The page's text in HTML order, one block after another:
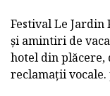
Festival Le
și amintiri de
hotel din
reclamații